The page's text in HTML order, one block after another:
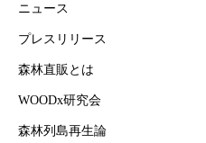
ニュース
プレスリリース
森林直販とは
WOODx研究会
森林列島再生論